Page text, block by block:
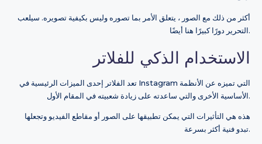
أكثر من ذلك مع الصور ، يتعلق الأمر بما تصوره وليس بكيفية تصويره. سيلعب
التحرير دورًا كبيرًا هنا أيضًا.
الاستخدام الذكي للفلاتر
تعد الفلاتر إحدى الميزات الرئيسية في Instagram التي تميزه عن الأنظمة
الأساسية الأخرى والتي ساعدته على زيادة شعبيته في المقام الأول.
هذه هي التأثيرات التي يمكن تطبيقها على الصور أو مقاطع الفيديو وتجعلها
تبدو فنية أكثر بسرعة.